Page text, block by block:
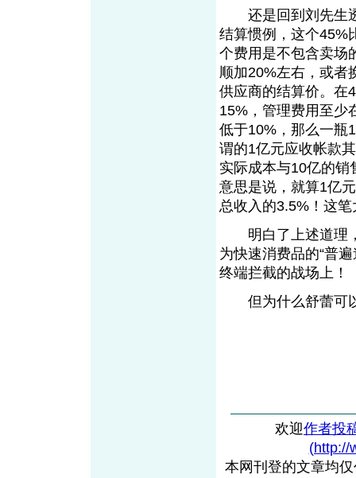
还是回到刘先生透
结算惯例，这个45%
个费用是不包含卖场
顺加20%左右，或者
供应商的结算价。在
15%，管理费用至少
低于10%，那么一瓶
谓的1亿元应收帐款
实际成本与10亿的销
意思是说，就算1亿
总收入的3.5%！这
明白了上述道理，
为快速消费品的“普
终端拦截的战场上！
但为什么舒蕾可
欢迎作者投
(http://
本网刊登的文章均